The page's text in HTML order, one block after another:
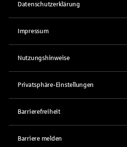
Datenschutzerklärung
Impressum
Nutzungshinweise
Privatsphäre-Einstellungen
Barrierefreiheit
Barriere melden